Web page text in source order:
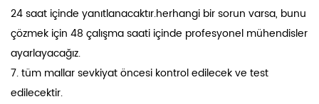
24 saat içinde yanıtlanacaktır.herhangi bir sorun varsa, bunu
çözmek için 48 çalışma saati içinde profesyonel mühendisler
ayarlayacağız.
7. tüm mallar sevkiyat öncesi kontrol edilecek ve test
edilecektir.